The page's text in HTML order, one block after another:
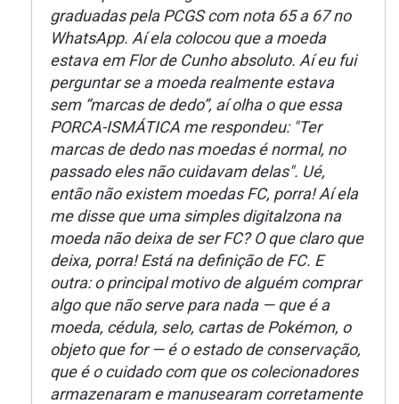
graduadas pela PCGS com nota 65 a 67 no
WhatsApp. Aí ela colocou que a moeda
estava em Flor de Cunho absoluto. Aí eu fui
perguntar se a moeda realmente estava
sem “marcas de dedo”, aí olha o que essa
PORCA-ISMÁTICA me respondeu: "Ter
marcas de dedo nas moedas é normal, no
passado eles não cuidavam delas". Ué,
então não existem moedas FC, porra! Aí ela
me disse que uma simples digitalzona na
moeda não deixa de ser FC? O que claro que
deixa, porra! Está na definição de FC. E
outra: o principal motivo de alguém comprar
algo que não serve para nada — que é a
moeda, cédula, selo, cartas de Pokémon, o
objeto que for — é o estado de conservação,
que é o cuidado com que os colecionadores
armazenaram e manusearam corretamente